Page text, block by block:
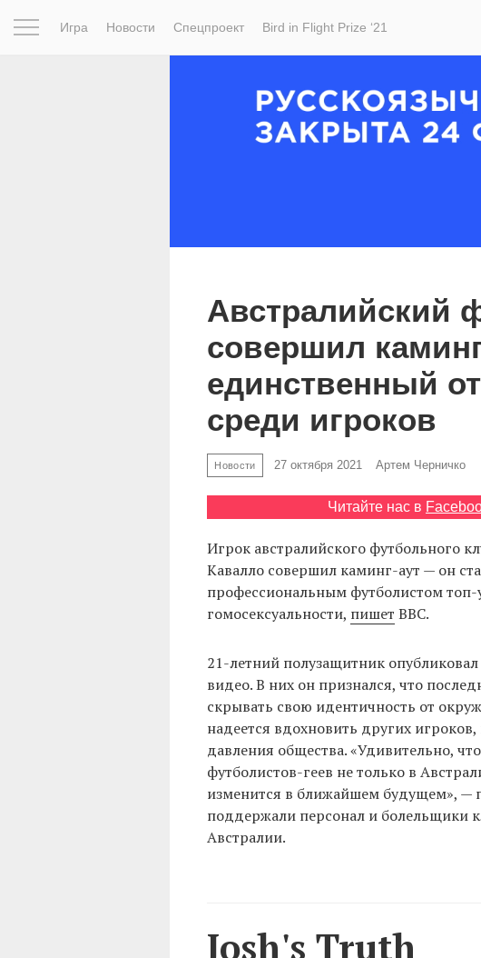
Игра Новости Спецпроект Bird in Flight Prize ‘21
Австралийский
совершил
единственный
среди игроков
Новости 27 октября 2021 Артем Черничко
Читайте нас в
Игрок австралийского футбольного
Кавалло совершил каминг-аут — он
профессиональным футболистом топ-
гомосексуальности, пишет BBC.
21-летний полузащитник
видео. В них он признался, что
скрывать свою идентичность от
надеется вдохновить других
давления общества. «Удивительно,
футболистов-геев не только в
изменится в ближайшем будущем», —
поддержали персонал и болельщики
Австралии.
Josh's Truth